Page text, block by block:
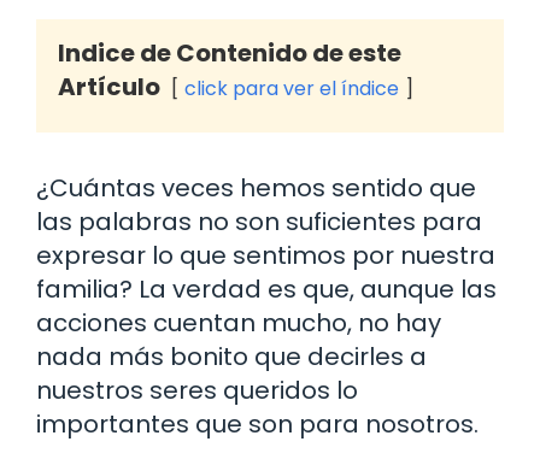
Indice de Contenido de este
Artículo
click para ver el índice
¿Cuántas veces hemos sentido que
las palabras no son suficientes para
expresar lo que sentimos por nuestra
familia? La verdad es que, aunque las
acciones cuentan mucho, no hay
nada más bonito que decirles a
nuestros seres queridos lo
importantes que son para nosotros.